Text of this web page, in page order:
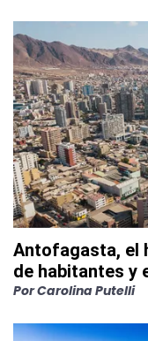
Antofagasta, el
de habitantes y
PorCarolina Putelli